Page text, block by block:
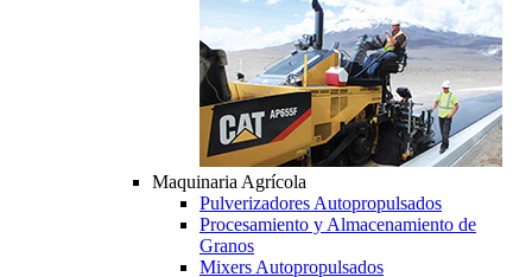
Maquinaria Agrícola
Pulverizadores Autopropulsados
Procesamiento y Almacenamiento de
Granos
Mixers Autopropulsados